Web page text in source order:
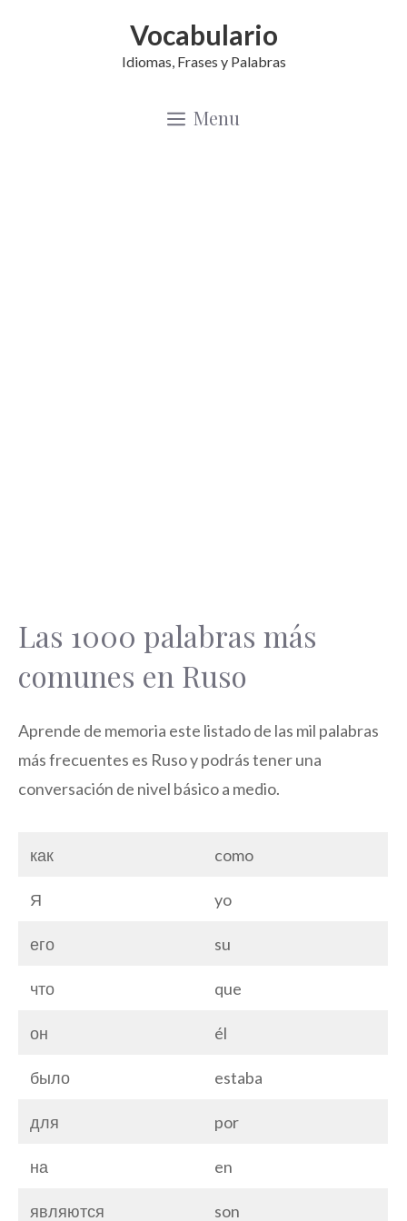
Vocabulario
Idiomas, Frases y Palabras
Menu
Las 1000 palabras más
comunes en Ruso
Aprende de memoria este listado de las mil palabras
más frecuentes es Ruso y podrás tener una
conversación de nivel básico a medio.
как como
Я yo
его su
что que
он él
было estaba
для por
на en
являются son